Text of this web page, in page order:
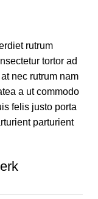
rutrum
tortor ad
nec rutrum nam
a ut commodo
felis justo porta
parturient